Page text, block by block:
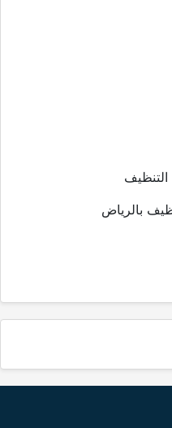
بالرياض